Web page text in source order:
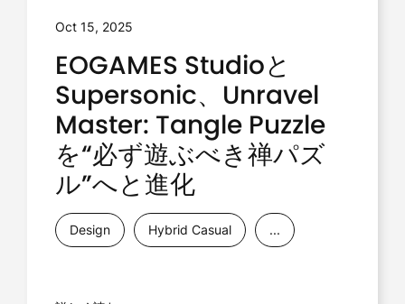
Oct 15, 2025
EOGAMES Studioと
Supersonic、Unravel
Master: Tangle Puzzle
を“必ず遊ぶべき禅パズ
ル”へと進化
Design Hybrid Casual ...